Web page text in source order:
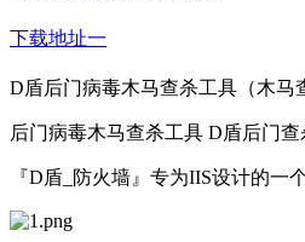
下载地址一
D盾后门病毒木马查杀工具（木马
后门病毒木马查杀工具 D盾后门
『D盾_防火墙』专为IIS设计的一